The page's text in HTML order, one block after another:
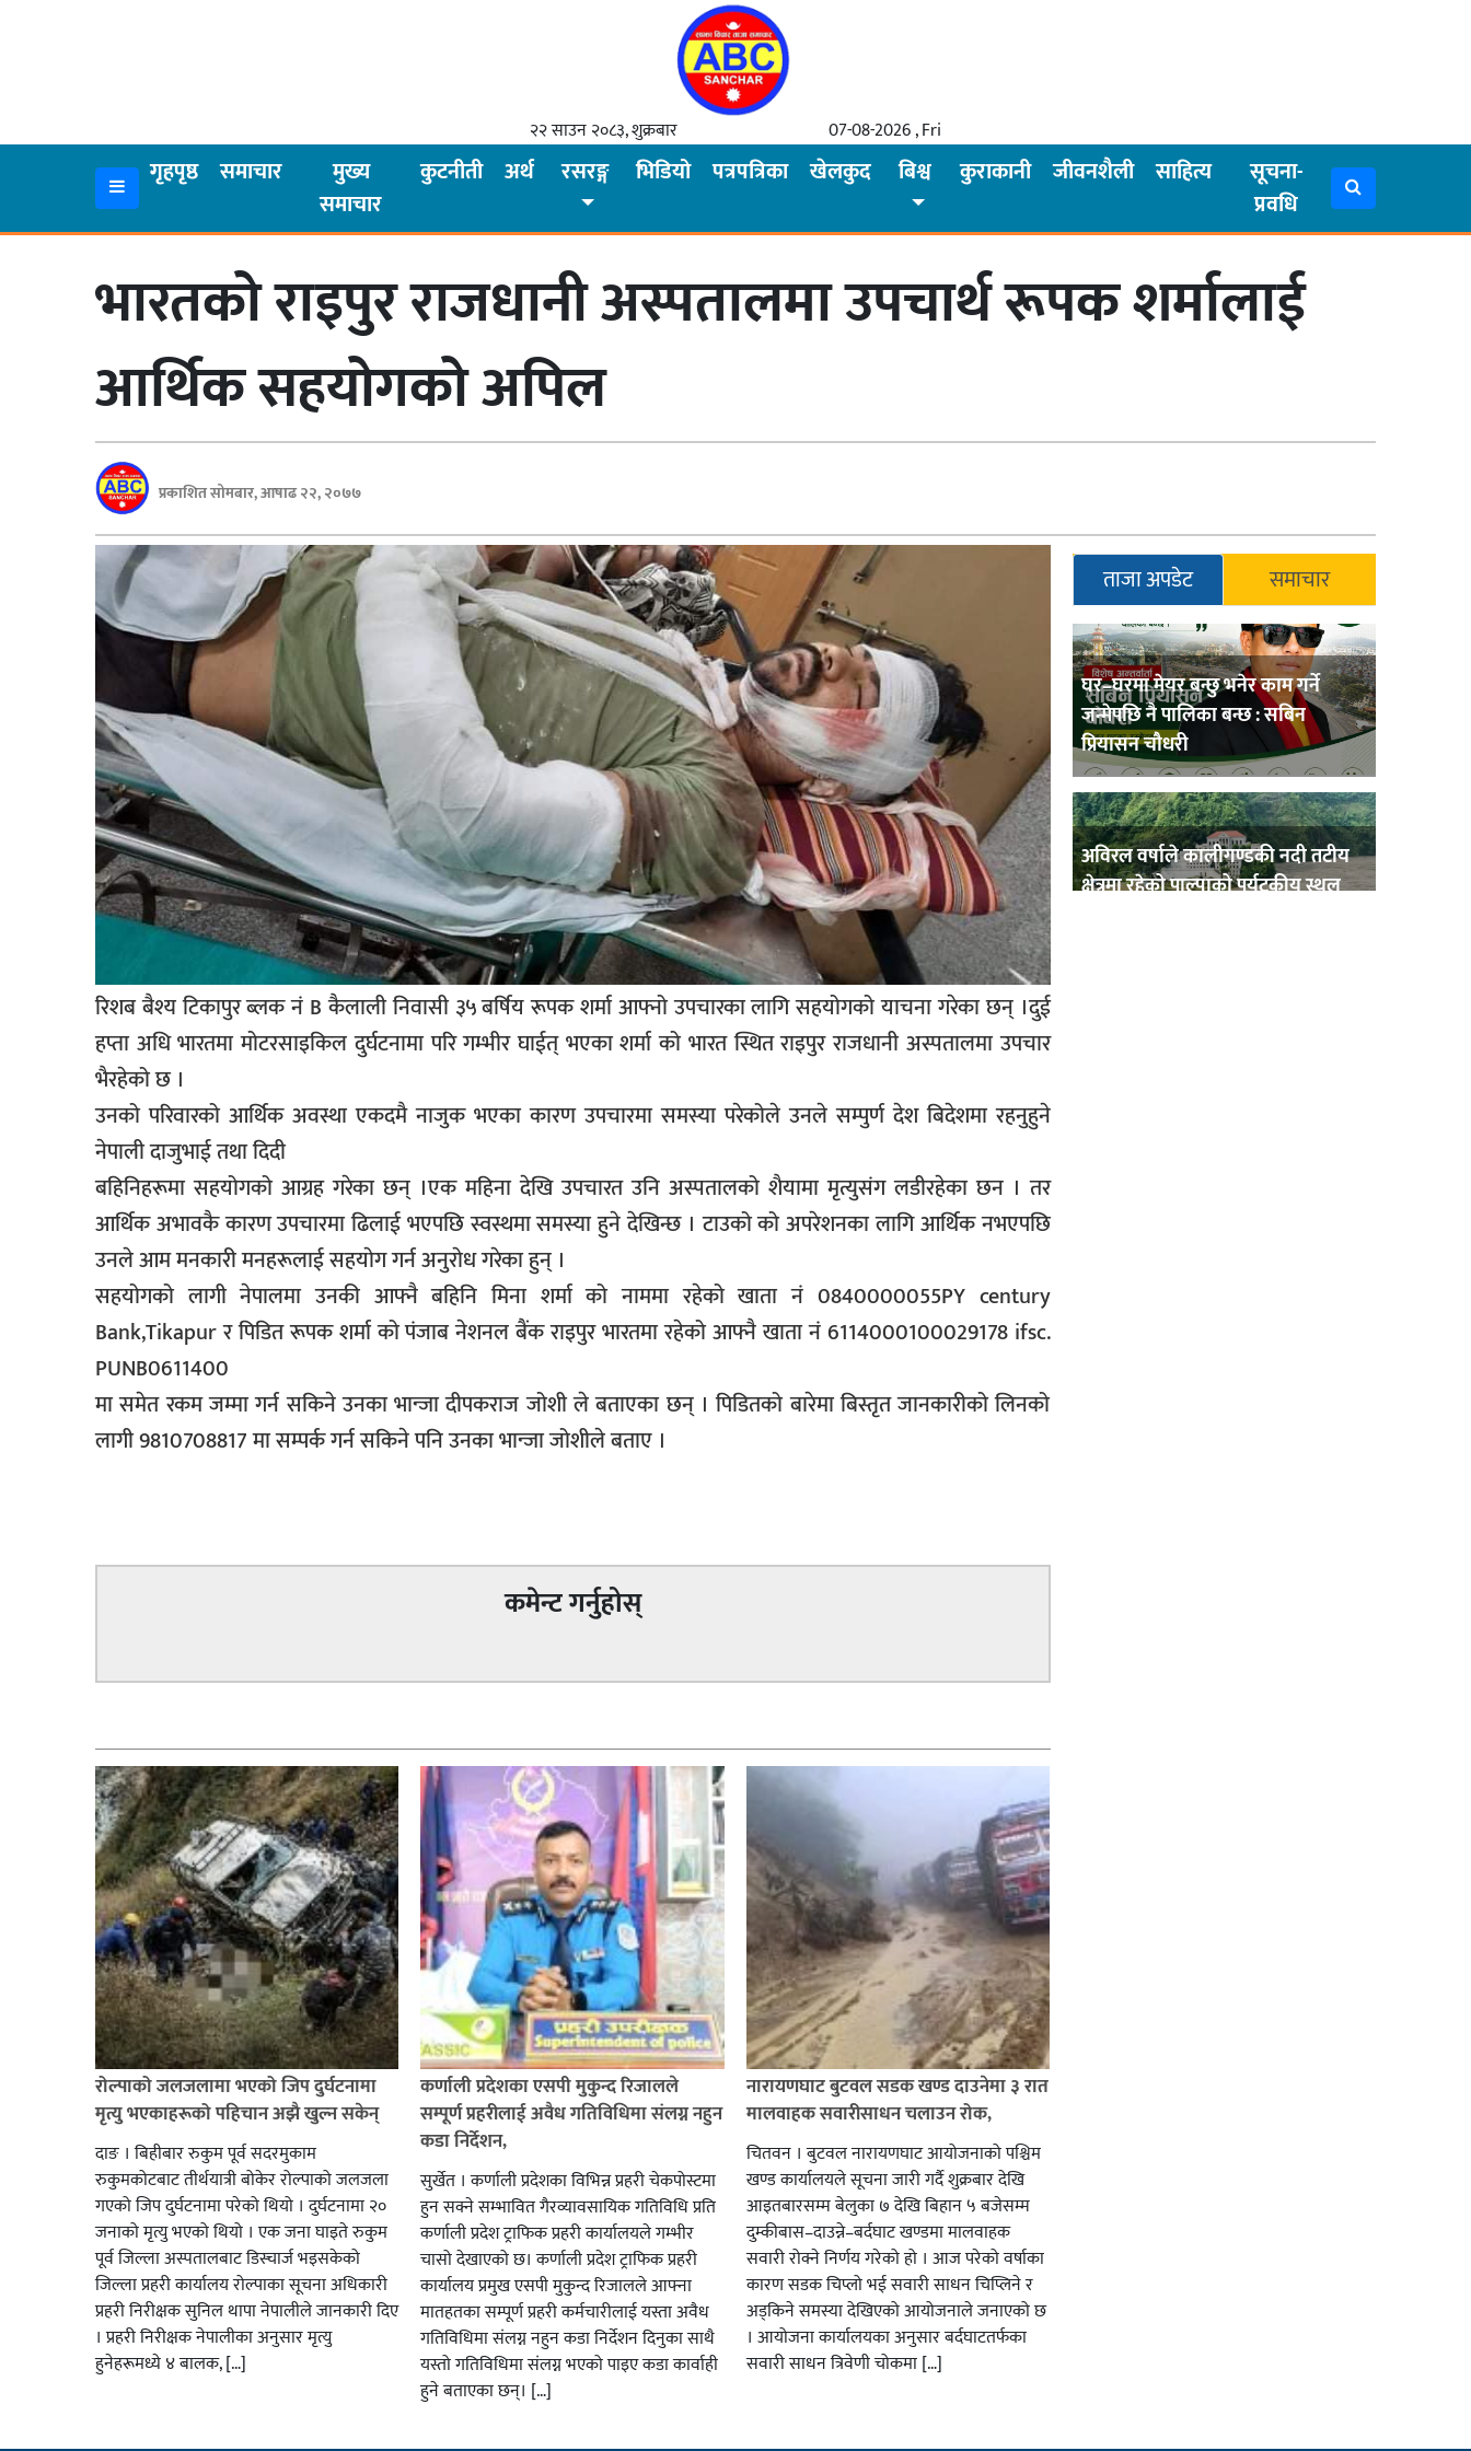
२२ साउन २०८३, शुक्रबार 07-08-2026 , Fri
गृहपृष्ठ समाचार
मुख्य
समाचार
कुटनीती अर्थ रसरङ्ग भिडियो पत्रपत्रिका खेलकुद बिश्व कुराकानी जीवनशैली साहित्य
सूचना-
प्रवधि
समाचार
पत्रपत्रिका
जीवनशैली
भारतको राइपुर राजधानी अस्पतालमा उपचार्थ रूपक शर्मालाई
आर्थिक सहयोगको अपिल
प्रकाशित सोमबार, आषाढ २२, २०७७
रिशब बैश्य टिकापुर ब्लक नं B कैलाली निवासी ३५ बर्षिय रूपक शर्मा आफ्नो उपचारका लागि सहयोगको याचना गरेका छन् ।दुई
हप्ता अधि भारतमा मोटरसाइकिल दुर्घटनामा परि गम्भीर घाईत् भएका शर्मा को भारत स्थित राइपुर राजधानी अस्पतालमा उपचार
भैरहेको छ ।
उनको परिवारको आर्थिक अवस्था एकदमै नाजुक भएका कारण उपचारमा समस्या परेकोले उनले सम्पुर्ण देश बिदेशमा रहनुहुने
नेपाली दाजुभाई तथा दिदी
बहिनिहरूमा सहयोगको आग्रह गरेका छन् ।एक महिना देखि उपचारत उनि अस्पतालको शैयामा मृत्युसंग लडीरहेका छन । तर
आर्थिक अभावकै कारण उपचारमा ढिलाई भएपछि स्वस्थमा समस्या हुने देखिन्छ । टाउको को अपरेशनका लागि आर्थिक नभएपछि
उनले आम मनकारी मनहरूलाई सहयाेग गर्न अनुराेध गरेका हुन् ।
सहयोगको लागी नेपालमा उनकी आफ्नै बहिनि मिना शर्मा को नाममा रहेको खाता नं 0840000055PY century
Bank,Tikapur र पिडित रूपक शर्मा को पंजाब नेशनल बैंक राइपुर भारतमा रहेको आफ्नै खाता नं 6114000100029178 ifsc.
PUNB0611400
मा समेत रकम जम्मा गर्न सकिने उनका भान्जा दीपकराज जोशी ले बताएका छन् । पिडितको बारेमा बिस्तृत जानकारीको लिनको
लागी 9810708817 मा सम्पर्क गर्न सकिने पनि उनका भान्जा जोशीले बताए ।
ताजा अपडेट समाचार
घर–घरमा मेयर बन्छु भनेर काम गर्ने
जन्मेपछि नै पालिका बन्छ : सबिन
प्रियासन चौधरी
अविरल वर्षाले कालीगण्डकी नदी तटीय
क्षेत्रमा रहेको पाल्पाको पर्यटकीय स्थल
कमेन्ट गर्नुहोस्
रोल्पाको जलजलामा भएको जिप दुर्घटनामा
मृत्यु भएकाहरूको पहिचान अझै खुल्न सकेन्
दाङ । बिहीबार रुकुम पूर्व सदरमुकाम
रुकुमकोटबाट तीर्थयात्री बोकेर रोल्पाको जलजला
गएको जिप दुर्घटनामा परेको थियो । दुर्घटनामा २०
जनाको मृत्यु भएको थियो । एक जना घाइते रुकुम
पूर्व जिल्ला अस्पतालबाट डिस्चार्ज भइसकेको
जिल्ला प्रहरी कार्यालय रोल्पाका सूचना अधिकारी
प्रहरी निरीक्षक सुनिल थापा नेपालीले जानकारी दिए
। प्रहरी निरीक्षक नेपालीका अनुसार मृत्यु
हुनेहरूमध्ये ४ बालक, […]
कर्णाली प्रदेशका एसपी मुकुन्द रिजालले
सम्पूर्ण प्रहरीलाई अवैध गतिविधिमा संलग्न नहुन
कडा निर्देशन,
सुर्खेत । कर्णाली प्रदेशका विभिन्न प्रहरी चेकपोस्टमा
हुन सक्ने सम्भावित गैरव्यावसायिक गतिविधि प्रति
कर्णाली प्रदेश ट्राफिक प्रहरी कार्यालयले गम्भीर
चासो देखाएको छ। कर्णाली प्रदेश ट्राफिक प्रहरी
कार्यालय प्रमुख एसपी मुकुन्द रिजालले आफ्ना
मातहतका सम्पूर्ण प्रहरी कर्मचारीलाई यस्ता अवैध
गतिविधिमा संलग्न नहुन कडा निर्देशन दिनुका साथै
यस्तो गतिविधिमा संलग्न भएको पाइए कडा कार्वाही
हुने बताएका छन्। […]
नारायणघाट बुटवल सडक खण्ड दाउनेमा ३ रात
मालवाहक सवारीसाधन चलाउन रोक,
चितवन । बुटवल नारायणघाट आयोजनाको पश्चिम
खण्ड कार्यालयले सूचना जारी गर्दै शुक्रबार देखि
आइतबारसम्म बेलुका ७ देखि बिहान ५ बजेसम्म
दुम्कीबास–दाउन्ने–बर्दघाट खण्डमा मालवाहक
सवारी रोक्ने निर्णय गरेको हो । आज परेको वर्षाका
कारण सडक चिप्लो भई सवारी साधन चिप्लिने र
अड्किने समस्या देखिएको आयोजनाले जनाएको छ
। आयोजना कार्यालयका अनुसार बर्दघाटतर्फका
सवारी साधन त्रिवेणी चोकमा […]